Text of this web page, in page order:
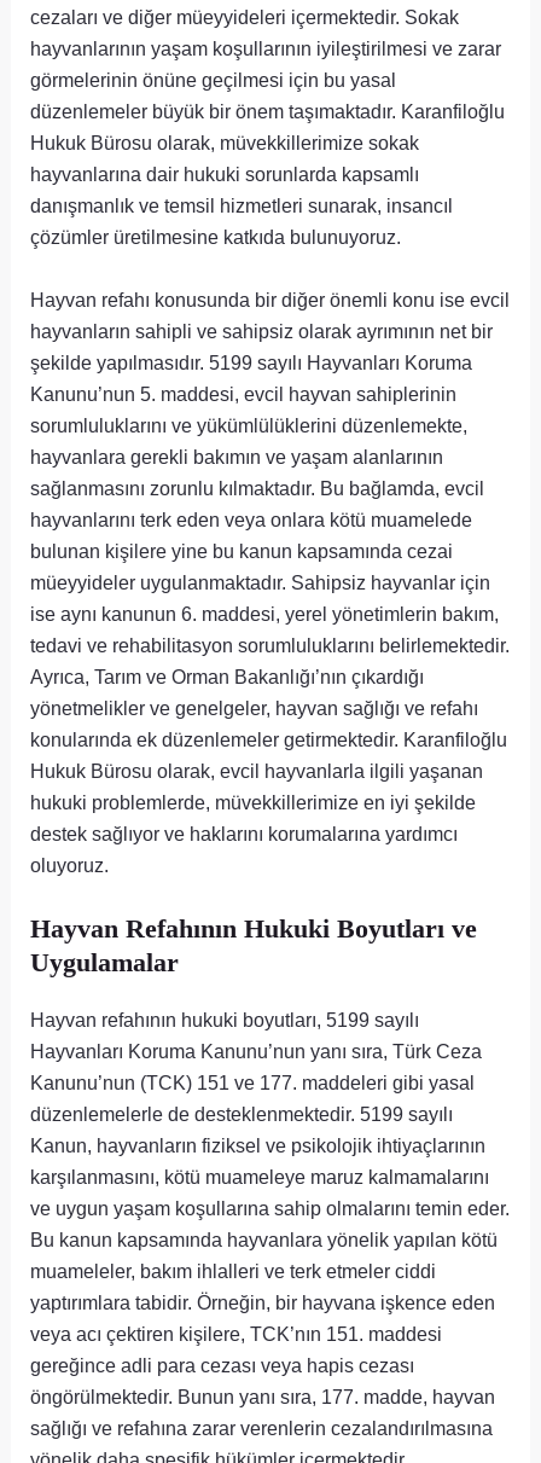
cezaları ve diğer müeyyideleri içermektedir. Sokak
hayvanlarının yaşam koşullarının iyileştirilmesi ve zarar
görmelerinin önüne geçilmesi için bu yasal
düzenlemeler büyük bir önem taşımaktadır. Karanfiloğlu
Hukuk Bürosu olarak, müvekkillerimize sokak
hayvanlarına dair hukuki sorunlarda kapsamlı
danışmanlık ve temsil hizmetleri sunarak, insancıl
çözümler üretilmesine katkıda bulunuyoruz.
Hayvan refahı konusunda bir diğer önemli konu ise evcil
hayvanların sahipli ve sahipsiz olarak ayrımının net bir
şekilde yapılmasıdır. 5199 sayılı Hayvanları Koruma
Kanunu’nun 5. maddesi, evcil hayvan sahiplerinin
sorumluluklarını ve yükümlülüklerini düzenlemekte,
hayvanlara gerekli bakımın ve yaşam alanlarının
sağlanmasını zorunlu kılmaktadır. Bu bağlamda, evcil
hayvanlarını terk eden veya onlara kötü muamelede
bulunan kişilere yine bu kanun kapsamında cezai
müeyyideler uygulanmaktadır. Sahipsiz hayvanlar için
ise aynı kanunun 6. maddesi, yerel yönetimlerin bakım,
tedavi ve rehabilitasyon sorumluluklarını belirlemektedir.
Ayrıca, Tarım ve Orman Bakanlığı’nın çıkardığı
yönetmelikler ve genelgeler, hayvan sağlığı ve refahı
konularında ek düzenlemeler getirmektedir. Karanfiloğlu
Hukuk Bürosu olarak, evcil hayvanlarla ilgili yaşanan
hukuki problemlerde, müvekkillerimize en iyi şekilde
destek sağlıyor ve haklarını korumalarına yardımcı
oluyoruz.
Hayvan Refahının Hukuki Boyutları ve
Uygulamalar
Hayvan refahının hukuki boyutları, 5199 sayılı
Hayvanları Koruma Kanunu’nun yanı sıra, Türk Ceza
Kanunu’nun (TCK) 151 ve 177. maddeleri gibi yasal
düzenlemelerle de desteklenmektedir. 5199 sayılı
Kanun, hayvanların fiziksel ve psikolojik ihtiyaçlarının
karşılanmasını, kötü muameleye maruz kalmamalarını
ve uygun yaşam koşullarına sahip olmalarını temin eder.
Bu kanun kapsamında hayvanlara yönelik yapılan kötü
muameleler, bakım ihlalleri ve terk etmeler ciddi
yaptırımlara tabidir. Örneğin, bir hayvana işkence eden
veya acı çektiren kişilere, TCK’nın 151. maddesi
gereğince adli para cezası veya hapis cezası
öngörülmektedir. Bunun yanı sıra, 177. madde, hayvan
sağlığı ve refahına zarar verenlerin cezalandırılmasına